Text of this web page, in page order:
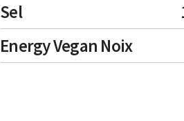
Sel
Energy Vegan Noix